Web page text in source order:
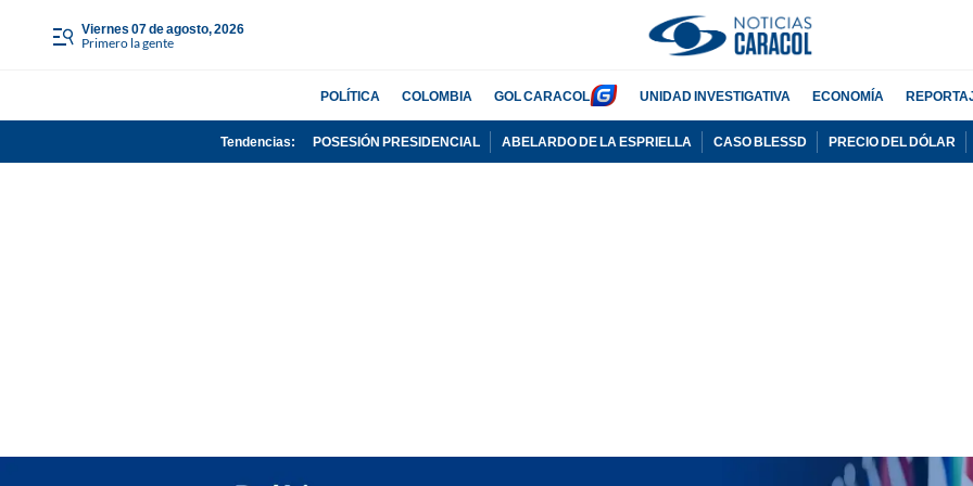
viernes 07 de agosto, 2026
Primero la gente
POLÍTICA COLOMBIA GOL CARACOL UNIDAD INVESTIGATIVA ECONOMÍA
Tendencias: POSESIÓN PRESIDENCIAL ABELARDO DE LA ESPRIELLA CASO BLESSD PRECIO DEL DÓLAR